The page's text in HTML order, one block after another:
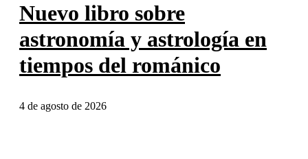
Nuevo libro sobre
astronomía y astrología en
tiempos del románico
4 de agosto de 2026